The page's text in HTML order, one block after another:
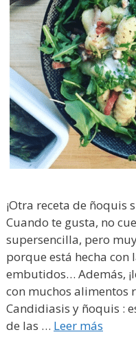
¡Otra receta de ñoquis
Cuando te gusta, no
supersencilla, pero
porque está hecha con
embutidos… Además,
con muchos alimentos
Candidiasis y ñoquis :
de las … Leer más